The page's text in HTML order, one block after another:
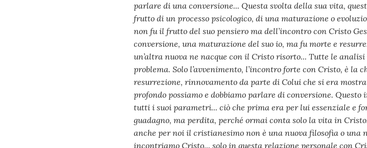
parlare di una conversione... Questa svolta della sua vita,
frutto di un processo psicologico, di una maturazione o
non fu il frutto del suo pensiero ma dell’incontro con Cristo
conversione, una maturazione del suo io, ma fu morte e
un’altra nuova ne nacque con il Cristo risorto... Tutte le
problema. Solo l’avvenimento, l’incontro forte con Cristo, è la
resurrezione, rinnovamento da parte di Colui che si era
profondo possiamo e dobbiamo parlare di conversione.
tutti i suoi parametri... ciò che prima era per lui essenziale e
guadagno, ma perdita, perché ormai conta solo la vita in
anche per noi il cristianesimo non è una nuova filosofia o una
incontriamo Cristo... solo in questa relazione personale con